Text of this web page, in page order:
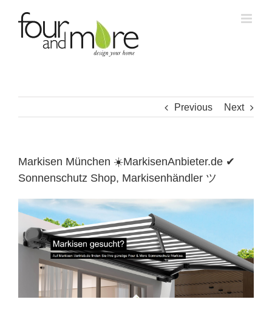
content
Previous Next
Markisen München ☀️MarkisenAnbieter.de ✔
Sonnenschutz Shop, Markisenhändler ツ